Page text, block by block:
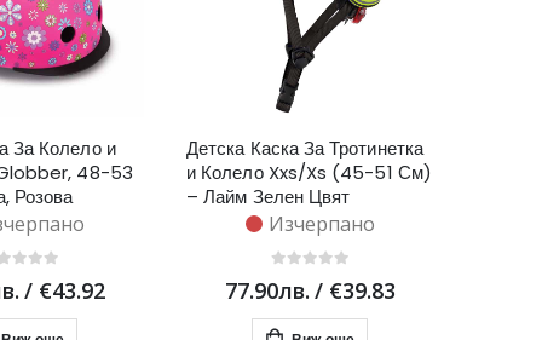
За Колело и
48-53
Розова
/ €43.92
Детска Каска За Тротинетка
и Колело Xxs/Xs (45-51 См)
– Лайм Зелен Цвят
Изчерпано
77.90лв. / €39.83